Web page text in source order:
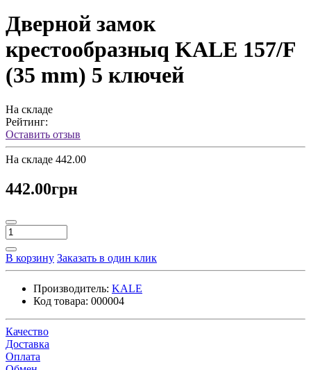
Дверной замок
крестообразныq KALE 157/F
(35 mm) 5 ключей
На складе
Рейтинг:
Оставить отзыв
На складе 442.00
442.00грн
В корзину Заказать в один клик
Производитель: KALE
Код товара: 000004
Качество
Доставка
Оплата